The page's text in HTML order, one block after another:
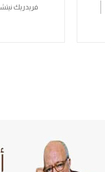
فريدريك